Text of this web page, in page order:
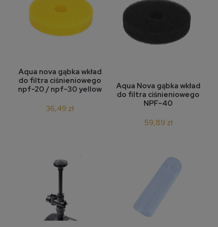
Aqua nova gąbka wkład
do filtra ciśnieniowego
npf-20 / npf-30 yellow
36,49 zł
Aqua Nova gąbka wkład
do filtra ciśnieniowego
NPF-40
59,89 zł